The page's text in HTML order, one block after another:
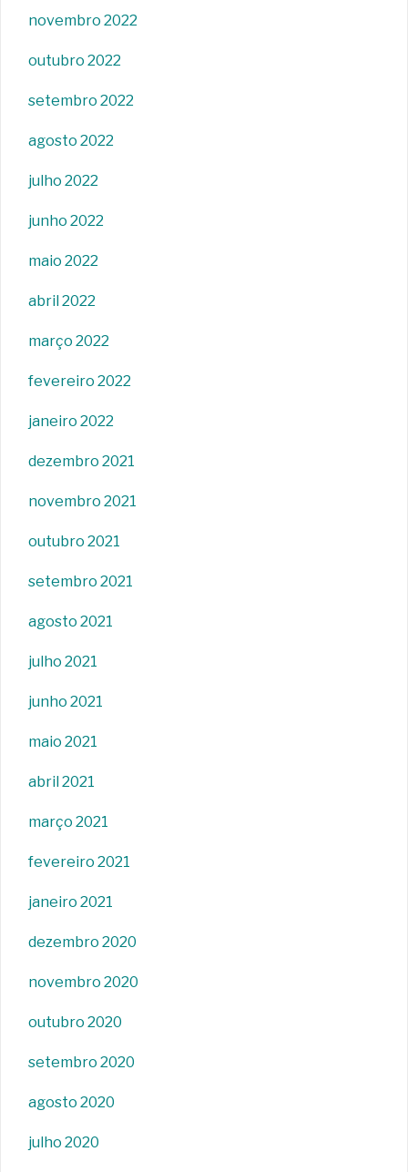
novembro 2022
outubro 2022
setembro 2022
agosto 2022
julho 2022
junho 2022
maio 2022
abril 2022
março 2022
fevereiro 2022
janeiro 2022
dezembro 2021
novembro 2021
outubro 2021
setembro 2021
agosto 2021
julho 2021
junho 2021
maio 2021
abril 2021
março 2021
fevereiro 2021
janeiro 2021
dezembro 2020
novembro 2020
outubro 2020
setembro 2020
agosto 2020
julho 2020